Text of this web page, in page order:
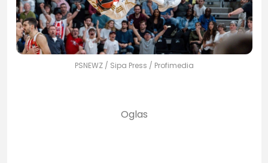
PSNEWZ / Sipa Press / Profimedia